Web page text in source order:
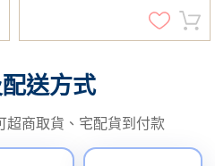
送方式
超商取貨、宅配貨到付款